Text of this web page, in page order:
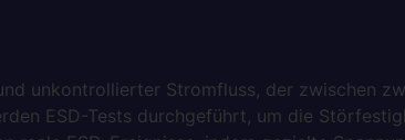
unkontrollierter Stromfluss, der zwischen
ESD-Tests durchgeführt, um die